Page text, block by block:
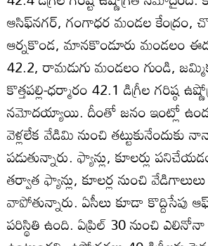
ఆసిఫ్‌నగర్‌, గంగాధర మండల కేంద్రం,
ఆర్నకొండ, మానకొండూరు మండలం
42.2, రామడుగు మండలం గుండి,
కొత్తపల్లి-ధర్మారం 42.1 డిగ్రీల గరిష్ఠ
నమోదయ్యాయి. దీంతో జనం ఇంట్లో
వెళ్లలేక వేడిమి నుంచి
పడుతున్నారు. ఫ్యాన్లు, కూలర్లు
తర్వాత ఫ్యాన్లు, కూలర్ల నుంచి
వాపోతున్నారు. ఏసీలు కూడా కొద్దిసేపు
పరిస్థితి ఉంది. ఏప్రిల్‌ 30 నుంచి